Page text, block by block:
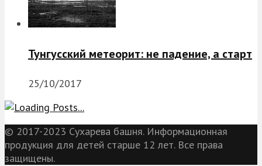
Тунгусский метеорит: не падение, а старт
25/10/2017
© 2017-2023 Сухарева башня. Информационная
продукция для детей старше 12 лет. Все права
защищены.